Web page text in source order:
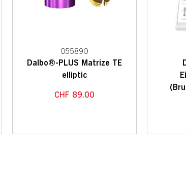
055890
Dalbo®-PLUS Matrize TE
elliptic
CHF 89.00